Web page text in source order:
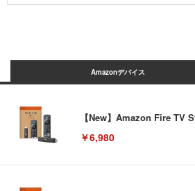
Amazonデバイス
【New】Amazon Fire TV
￥6,980